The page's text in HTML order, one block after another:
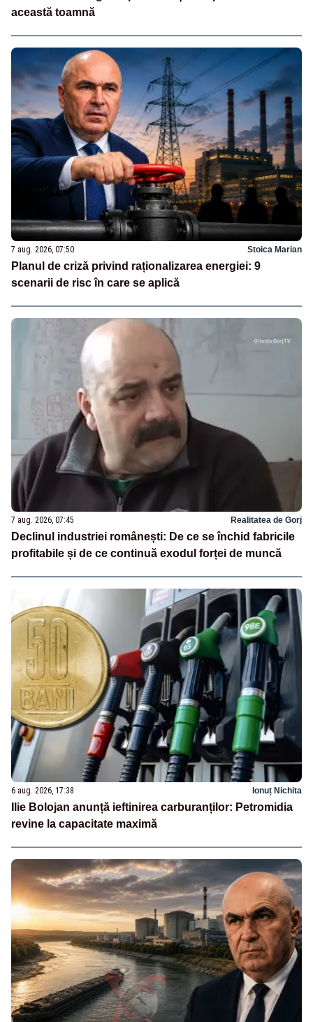
această toamnă
7 aug. 2026, 07:50 Stoica Marian
Planul de criză privind raționalizarea energiei: 9
scenarii de risc în care se aplică
7 aug. 2026, 07:45 Realitatea de Gorj
Declinul industriei românești: De ce se închid fabricile
profitabile și de ce continuă exodul forței de muncă
6 aug. 2026, 17:38 Ionuț Nichita
Ilie Bolojan anunță ieftinirea carburanților: Petromidia
revine la capacitate maximă